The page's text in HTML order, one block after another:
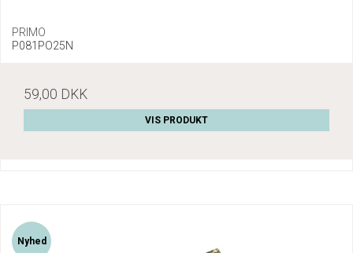
PRIMO
P081PO25N
59,00 DKK
VIS PRODUKT
Nyhed